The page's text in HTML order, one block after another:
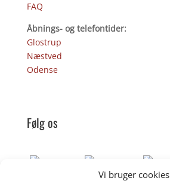
Vi bruger cookies
FAQ
Åbnings- og telefontider:
Glostrup
Næstved
Odense
Følg os